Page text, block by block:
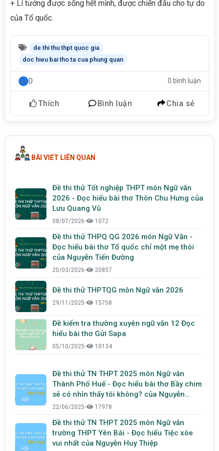
+ Lí tưởng được sống hết mình, được chiến đấu cho tự do
của Tổ quốc.
de thi thu thpt quoc gia
doc hieu bai tho ta cua phung quan
0 0 bình luận
Thích Bình luận Chia sẻ
BÀI VIẾT LIÊN QUAN
Đề thi thử Tốt nghiệp THPT môn Ngữ văn
2026 - Đọc hiểu bài thơ Thôn Chu Hưng của
Lưu Quang Vũ
08/07/2026• 1072
Đề thi thử THPQ QG 2026 môn Ngữ Văn -
Đọc hiểu bài thơ Tổ quốc chỉ một mẹ thôi
của Nguyễn Tiến Đường
20/03/2026• 20857
Đề thi thử THPTQG môn Ngữ văn 2026
29/11/2025• 15758
Đề kiểm tra thường xuyên ngữ văn 12 Đọc
hiểu bài thơ Gửi Sapa
05/10/2025• 10134
Đề thi thử TN THPT 2025 môn Ngữ văn
Thành Phố Huế - Đọc hiểu bài thơ Bầy chim
sẻ có nhìn thấy tôi không? của Nguyễn
Phong Việt
22/06/2025• 17978
Đề thi thử TN THPT 2025 môn Ngữ văn
trường THPT Yên Bái - Đọc hiểu Tiệc xòe
vui nhất của Nguyễn Huy Thiệp